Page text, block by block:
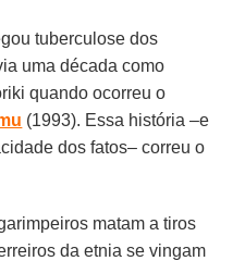
tuberculose dos
uma década como
quando ocorreu o
(1993). Essa história –e
dos fatos– correu o
matam a tiros
da etnia se vingam